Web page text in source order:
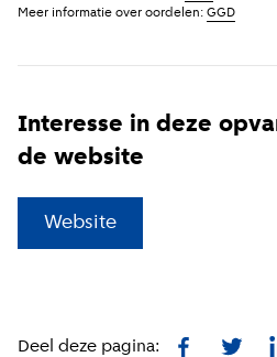
Meer informatie over oordelen: GGD
Interesse in deze
de website
Website
Deel deze pagina: Facebook